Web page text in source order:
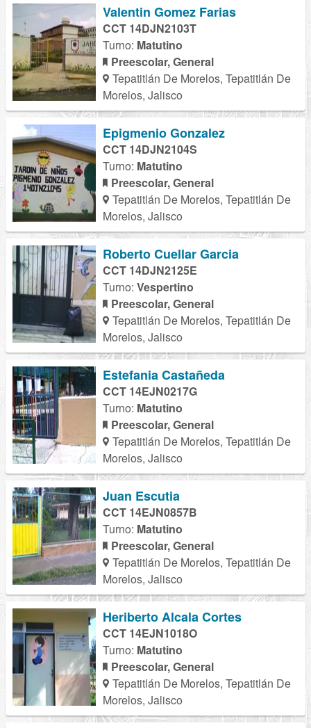
Valentin Gomez Farias
CCT 14DJN2103T
Turno: Matutino
Preescolar, General
Tepatitlán De Morelos, Tepatitlán De
Morelos, Jalisco
Epigmenio Gonzalez
CCT 14DJN2104S
Turno: Matutino
Preescolar, General
Tepatitlán De Morelos, Tepatitlán De
Morelos, Jalisco
Roberto Cuellar Garcia
CCT 14DJN2125E
Turno: Vespertino
Preescolar, General
Tepatitlán De Morelos, Tepatitlán De
Morelos, Jalisco
Estefania Castañeda
CCT 14EJN0217G
Turno: Matutino
Preescolar, General
Tepatitlán De Morelos, Tepatitlán De
Morelos, Jalisco
Juan Escutia
CCT 14EJN0857B
Turno: Matutino
Preescolar, General
Tepatitlán De Morelos, Tepatitlán De
Morelos, Jalisco
Heriberto Alcala Cortes
CCT 14EJN1018O
Turno: Matutino
Preescolar, General
Tepatitlán De Morelos, Tepatitlán De
Morelos, Jalisco